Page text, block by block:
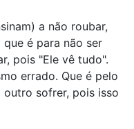
a não roubar,
é para não ser
pois "Ele vê tudo".
errado. Que é pelo
sofrer, pois isso